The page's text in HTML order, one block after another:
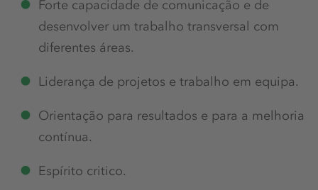
Forte capacidade de comunicação e de
desenvolver um trabalho transversal com
diferentes áreas.
Liderança de projetos e trabalho em equipa.
Orientação para resultados e para a melhoria
contínua.
Espírito critico.